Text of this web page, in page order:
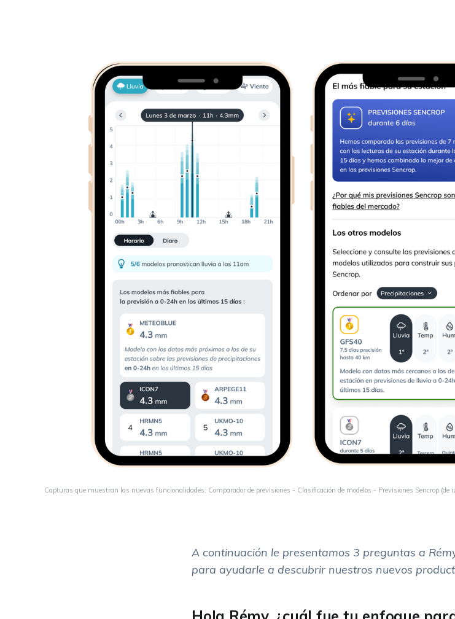
Capturas que muestran las nuevas funcionalidades: Comparador de previsiones - Clasificación de modelos - Previsiones Sencrop (de
A continuación le presentamos 3 preguntas a
para ayudarle a descubrir nuestros nuevos